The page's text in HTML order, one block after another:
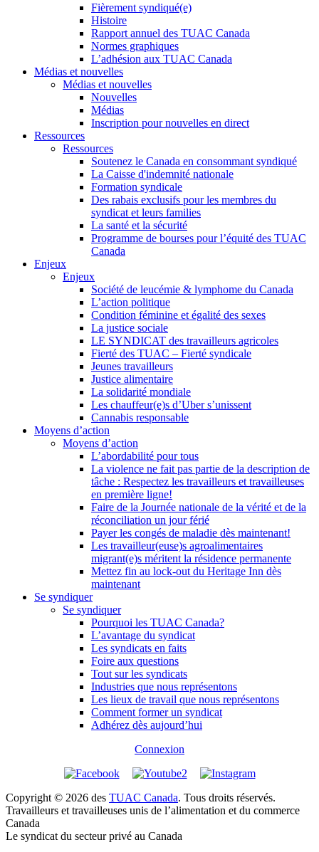
Fièrement syndiqué(e)
Histoire
Rapport annuel des TUAC Canada
Normes graphiques
L’adhésion aux TUAC Canada
Médias et nouvelles
Médias et nouvelles
Nouvelles
Médias
Inscription pour nouvelles en direct
Ressources
Ressources
Soutenez le Canada en consommant syndiqué
La Caisse d'indemnité nationale
Formation syndicale
Des rabais exclusifs pour les membres du
syndicat et leurs families
La santé et la sécurité
Programme de bourses pour l’équité des TUAC
Canada
Enjeux
Enjeux
Société de leucémie & lymphome du Canada
L’action politique
Condition féminine et égalité des sexes
La justice sociale
LE SYNDICAT des travailleurs agricoles
Fierté des TUAC – Fierté syndicale
Jeunes travailleurs
Justice alimentaire
La solidarité mondiale
Les chauffeur(e)s d’Uber s’unissent
Cannabis responsable
Moyens d’action
Moyens d’action
L’abordabilité pour tous
La violence ne fait pas partie de la description de
tâche : Respectez les travailleurs et travailleuses
en première ligne!
Faire de la Journée nationale de la vérité et de la
réconciliation un jour férié
Payer les congés de maladie dès maintenant!
Les travailleur(euse)s agroalimentaires
migrant(e)s méritent la résidence permanente
Mettez fin au lock-out du Heritage Inn dès
maintenant
Se syndiquer
Se syndiquer
Pourquoi les TUAC Canada?
L’avantage du syndicat
Les syndicats en faits
Foire aux questions
Tout sur les syndicats
Industries que nous représentons
Les lieux de travail que nous représentons
Comment former un syndicat
Adhérez dès aujourd’hui
Connexion
Copyright © 2026 des TUAC Canada. Tous droits réservés.
Travailleurs et travailleuses unis de l’alimentation et du commerce
Canada
Le syndicat du secteur privé au Canada